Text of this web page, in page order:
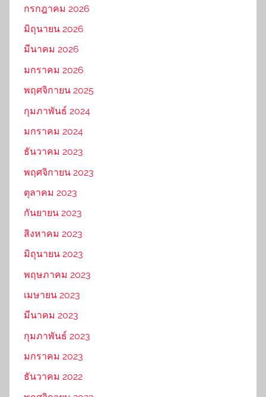
กรกฎาคม 2026
มิถุนายน 2026
มีนาคม 2026
มกราคม 2026
พฤศจิกายน 2025
กุมภาพันธ์ 2024
มกราคม 2024
ธันวาคม 2023
พฤศจิกายน 2023
ตุลาคม 2023
กันยายน 2023
สิงหาคม 2023
มิถุนายน 2023
พฤษภาคม 2023
เมษายน 2023
มีนาคม 2023
กุมภาพันธ์ 2023
มกราคม 2023
ธันวาคม 2022